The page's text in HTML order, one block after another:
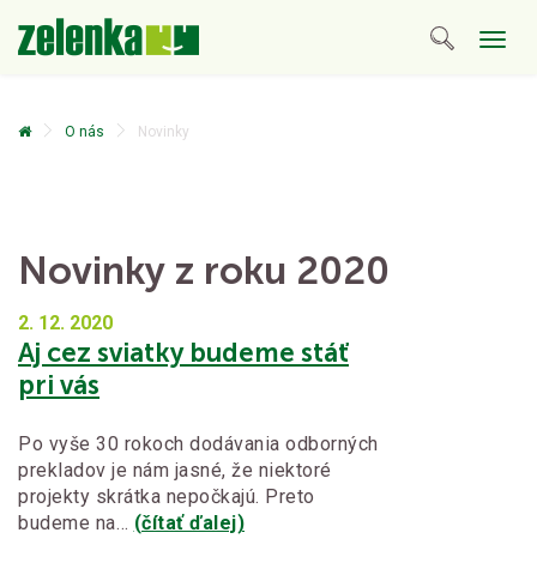
O nás Novinky
Novinky z roku 2020
2. 12. 2020
Aj cez sviatky budeme stáť
pri vás
Po vyše 30 rokoch dodávania odborných
prekladov je nám jasné, že niektoré
projekty skrátka nepočkajú. Preto
budeme na… (čítať ďalej)